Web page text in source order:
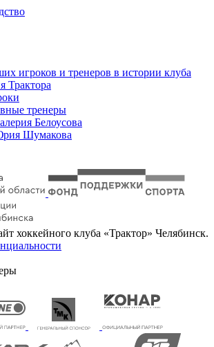
игроков и тренеров в истории клуба
Трактора
тренеры
Белоусова
Шумакова
хоккейного клуба «Трактор» Челябинск.